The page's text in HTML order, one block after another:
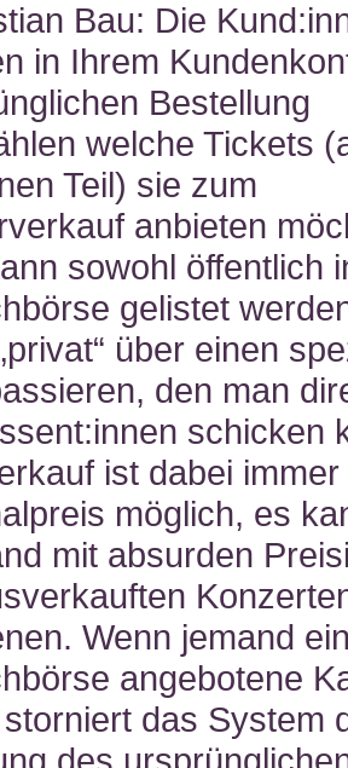
Bau: Die
in Ihrem
Bestellung
welche Tickets
Teil) sie zum
anbieten
sowohl öffentlich
gelistet
über einen
den man
schicken
ist dabei
möglich, es
mit absurden
Wenn jemand
angebotene
das System